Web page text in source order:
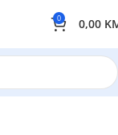
0 0,00